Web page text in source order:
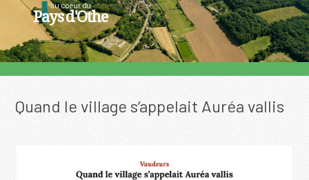
au coeur du
Pays d'Othe
Quand le village s’appelait Auréa vallis